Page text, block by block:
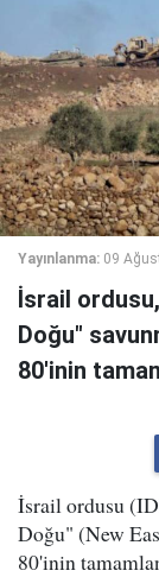
Yayınlanma: 09
İsrail
Doğu"
80'inin
İsrail ordusu
Doğu" (New
80'inin